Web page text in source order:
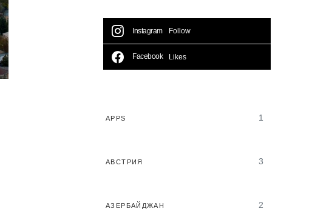
Instagram Follow
Facebook Likes
APPS 1
АВСТРИЯ 3
АЗЕРБАЙДЖАН 2